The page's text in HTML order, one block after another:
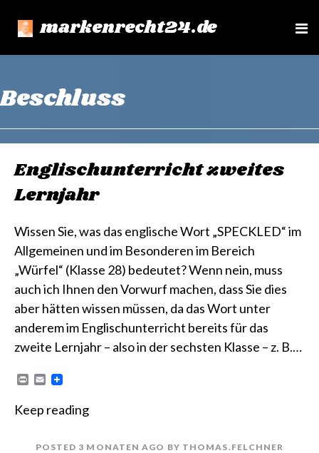
markenrecht24.de
e
Beschluss
Englischunterricht zweites
Lernjahr
Wissen Sie, was das englische Wort „SPECKLED“ im
Allgemeinen und im Besonderen im Bereich
„Würfel“ (Klasse 28) bedeutet? Wenn nein, muss
auch ich Ihnen den Vorwurf machen, dass Sie dies
aber hätten wissen müssen, da das Wort unter
anderem im Englischunterricht bereits für das
zweite Lernjahr – also in der sechsten Klasse – z. B.…
n
E
i
Keep reading
POSTED 3 MONATEN AGO BY THOMAS.FELCHNER